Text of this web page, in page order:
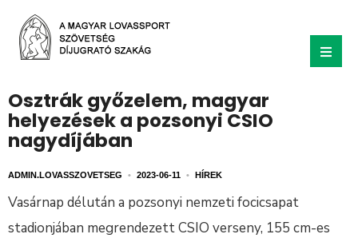
Osztrák győzelem, magyar
helyezések a pozsonyi CSIO
nagydíjában
ADMIN.LOVASSZOVETSEG • 2023-06-11 • HÍREK
Vasárnap délután a pozsonyi nemzeti focicsapat
stadionjában megrendezett CSIO verseny, 155 cm-es